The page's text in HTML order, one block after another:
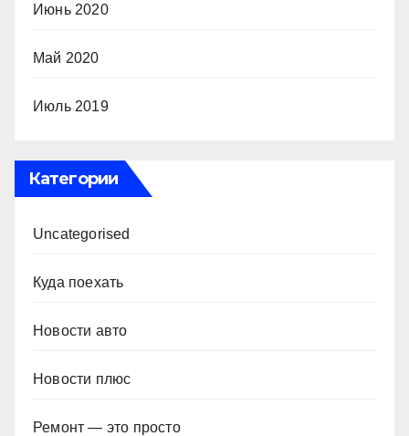
Июнь 2020
Май 2020
Июль 2019
Категории
Uncategorised
Куда поехать
Новости авто
Новости плюс
Ремонт — это просто